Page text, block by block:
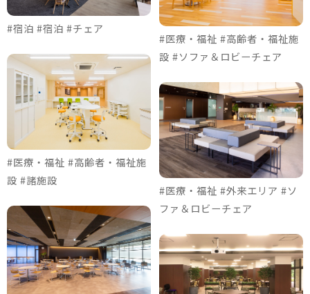
#宿泊 #宿泊 #チェア
#医療・福祉 #高齢者・福祉施
設 #諸施設
#医療・福祉 #高齢者・福祉施
設 #ソファ＆ロビーチェア
#医療・福祉 #外来エリア #ソ
ファ＆ロビーチェア